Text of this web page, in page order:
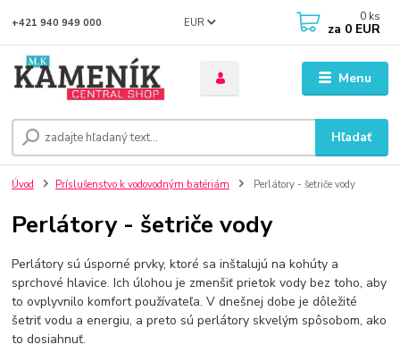
Menu
EUR
Hľadať
+421 940 949 000 0 ks
za 0 EUR
Úvod Príslušenstvo k vodovodným batériám Perlátory - šetriče vody
Perlátory - šetriče vody
Perlátory sú úsporné prvky, ktoré sa inštalujú na kohúty a
sprchové hlavice. Ich úlohou je zmenšiť prietok vody bez toho, aby
to ovplyvnilo komfort používateľa. V dnešnej dobe je dôležité
šetriť vodu a energiu, a preto sú perlátory skvelým spôsobom, ako
to dosiahnuť.